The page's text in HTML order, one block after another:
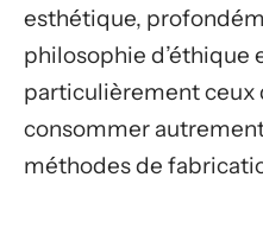
esthétique,
philosophie d’éthique
particulièrement ceux
consommer
méthodes de